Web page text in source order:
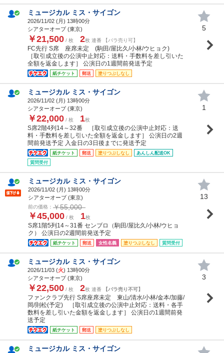
ミュージカル ミス・サイゴン
2026/11/02 (月) 13時00分
シアターオーブ (東京)
￥21,500 / 枚 2枚 連番 【バラ売り可】
FC先行 S席 座席未定 (駒田/屋比久/小林/ウヒョク)
［取引成立後の公演中止対応：送料・手数料を差し引いた
全額を返金します］ 公演日の1週間前発送予定
紙チケット 郵送 塗りつぶしなし
5
ミュージカル ミス・サイゴン
2026/11/02 (月) 13時00分
シアターオーブ (東京)
￥22,000 / 枚 1枚
S席2階4列14～32番 ［取引成立後の公演中止対応：送
料・手数料を差し引いた全額を返金します］ 公演日の2週
間前発送予定 入金日の3日後までに発送予定
紙チケット 郵送 塗りつぶしなし
あんしん配送OK
質問受付
1
ミュージカル ミス・サイゴン
2026/11/02 (月) 13時00分
シアターオーブ (東京)
前の価格： ￥55,000
￥45,000 / 枚 1枚
S席1階5列14～31番 センブロ（駒田/屋比久/小林/ウヒョ
ク） 公演日の2週間前発送予定
紙チケット 郵送 女性名義 塗りつぶしなし 質問受付
13
ミュージカル ミス・サイゴン
2026/11/03 (火) 13時00分
シアターオーブ (東京)
￥22,500 / 枚 2枚 連番 【バラ売り不可】
ファンクラブ先行 S席座席未定 東山/清水/小林/金本/加藤/
岡/則松(予定) ［取引成立後の公演中止対応：送料・各手
数料を差し引いた金額を返金します］ 公演日の1週間前発
送予定
紙チケット 郵送 塗りつぶしなし
3
ミュージカル ミス・サイゴン